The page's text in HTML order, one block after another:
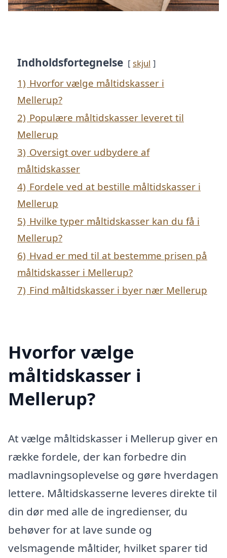
Indholdsfortegnelse skjul
1) Hvorfor vælge måltidskasser i
Mellerup?
2) Populære måltidskasser leveret til
Mellerup
3) Oversigt over udbydere af
måltidskasser
4) Fordele ved at bestille måltidskasser i
Mellerup
5) Hvilke typer måltidskasser kan du få i
Mellerup?
6) Hvad er med til at bestemme prisen på
måltidskasser i Mellerup?
7) Find måltidskasser i byer nær Mellerup
Hvorfor vælge
måltidskasser i
Mellerup?
At vælge måltidskasser i Mellerup giver en
række fordele, der kan forbedre din
madlavningsoplevelse og gøre hverdagen
lettere. Måltidskasserne leveres direkte til
din dør med alle de ingredienser, du
behøver for at lave sunde og
velsmagende måltider, hvilket sparer tid